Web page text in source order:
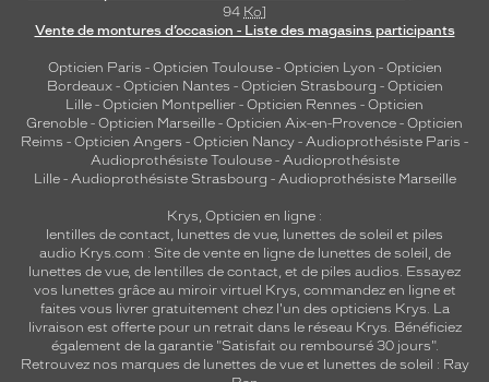
94 Ko]
Vente de montures d’occasion - Liste des magasins participants
Opticien Paris - Opticien Toulouse- Opticien Lyon - Opticien
Bordeaux- Opticien Nantes - Opticien Strasbourg - Opticien
Lille - Opticien Montpellier - Opticien Rennes - Opticien
Grenoble - Opticien Marseille - Opticien Aix-en-Provence - Opticien
Reims - Opticien Angers - Opticien Nancy - Audioprothésiste Paris -
Audioprothésiste Toulouse- Audioprothésiste
Lille- Audioprothésiste Strasbourg - Audioprothésiste Marseille
Krys, Opticien en ligne :
lentilles de contact, lunettes de vue, lunettes de soleil et piles
audio Krys.com : Site de vente en ligne de lunettes de soleil, de
lunettes de vue, de lentilles de contact, et de piles audios. Essayez
vos lunettes grâce au miroir virtuel Krys, commandez en ligne et
faites vous livrer gratuitement chez l'un des opticiens Krys. La
livraison est offerte pour un retrait dans le réseau Krys. Bénéficiez
également de la garantie "Satisfait ou remboursé 30 jours".
Retrouvez nos marques de lunettes de vue et lunettes de soleil : Ray